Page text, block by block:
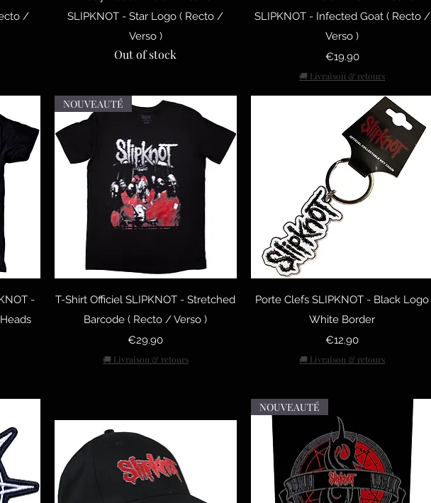
/
SLIPKNOT - Star Logo ( Recto /
Verso )
Out of stock
SLIPKNOT - Infected Goat ( Recto /
Verso )
Price
€19.90
🚚 Livraison & retours
-
Quick View
NOUVEAUTÉ
T-Shirt Officiel SLIPKNOT - Stretched
Barcode ( Recto / Verso )
Price
€29.90
🚚 Livraison & retours
Quick View
Porte Clefs SLIPKNOT - Black Logo
White Border
Price
€12.90
🚚 Livraison & retours
NOUVEAUTÉ